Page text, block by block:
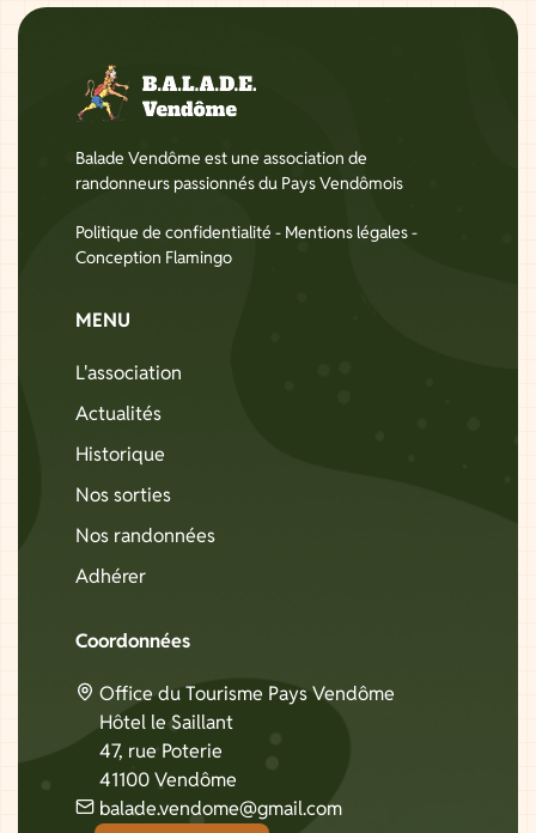
Balade Vendôme est une association de
randonneurs passionnés du Pays Vendômois
Politique de confidentialité - Mentions légales-
Conception Flamingo
MENU
L'association
Actualités
Historique
Nos sorties
Nos randonnées
Adhérer
Coordonnées
Office du Tourisme Pays Vendôme
Hôtel le Saillant
47, rue Poterie
41100 Vendôme
balade.vendome@gmail.com